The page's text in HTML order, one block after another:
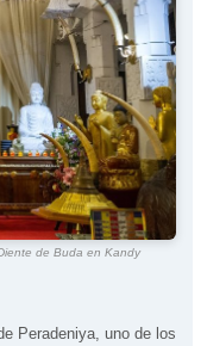
de Buda en Kandy
Peradeniya, uno de los